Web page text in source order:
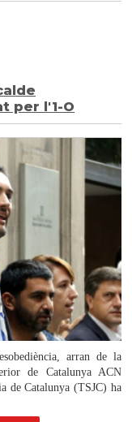
per l'1-O
arran de la
de Catalunya ACN
de Catalunya (TSJC) ha